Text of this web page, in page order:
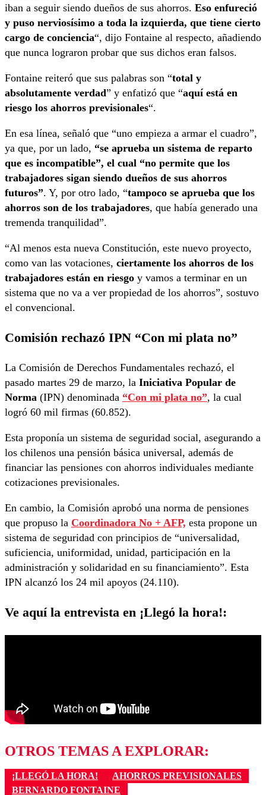
iban a seguir siendo dueños de sus ahorros. Eso enfureció
y puso nerviosísimo a toda la izquierda, que tiene cierto
cargo de conciencia“, dijo Fontaine al respecto, añadiendo
que nunca lograron probar que sus dichos eran falsos.
Fontaine reiteró que sus palabras son “total y
absolutamente verdad” y enfatizó que “aquí está en
riesgo los ahorros previsionales“.
En esa línea, señaló que “uno empieza a armar el cuadro”,
ya que, por un lado, “se aprueba un sistema de reparto
que es incompatible”, el cual “no permite que los
trabajadores sigan siendo dueños de sus ahorros
futuros”. Y, por otro lado, “tampoco se aprueba que los
ahorros son de los trabajadores, que había generado una
tremenda tranquilidad”.
“Al menos esta nueva Constitución, este nuevo proyecto,
como van las votaciones, ciertamente los ahorros de los
trabajadores están en riesgo y vamos a terminar en un
sistema que no va a ver propiedad de los ahorros”, sostuvo
el convencional.
Comisión rechazó IPN “Con mi plata no”
La Comisión de Derechos Fundamentales rechazó, el
pasado martes 29 de marzo, la Iniciativa Popular de
Norma (IPN) denominada “Con mi plata no”, la cual
logró 60 mil firmas (60.852).
Esta proponía un sistema de seguridad social, asegurando a
los chilenos una pensión básica universal, además de
financiar las pensiones con ahorros individuales mediante
cotizaciones previsionales.
En cambio, la Comisión aprobó una norma de pensiones
que propuso la Coordinadora No + AFP, esta propone un
sistema de seguridad con principios de “universalidad,
suficiencia, uniformidad, unidad, participación en la
administración y solidaridad en su financiamiento”. Esta
IPN alcanzó los 24 mil apoyos (24.110).
Ve aquí la entrevista en ¡Llegó la hora!:
OTROS TEMAS A EXPLORAR:
¡LLEGÓ LA HORA!
AHORROS PREVISIONALES
BERNARDO FONTAINE